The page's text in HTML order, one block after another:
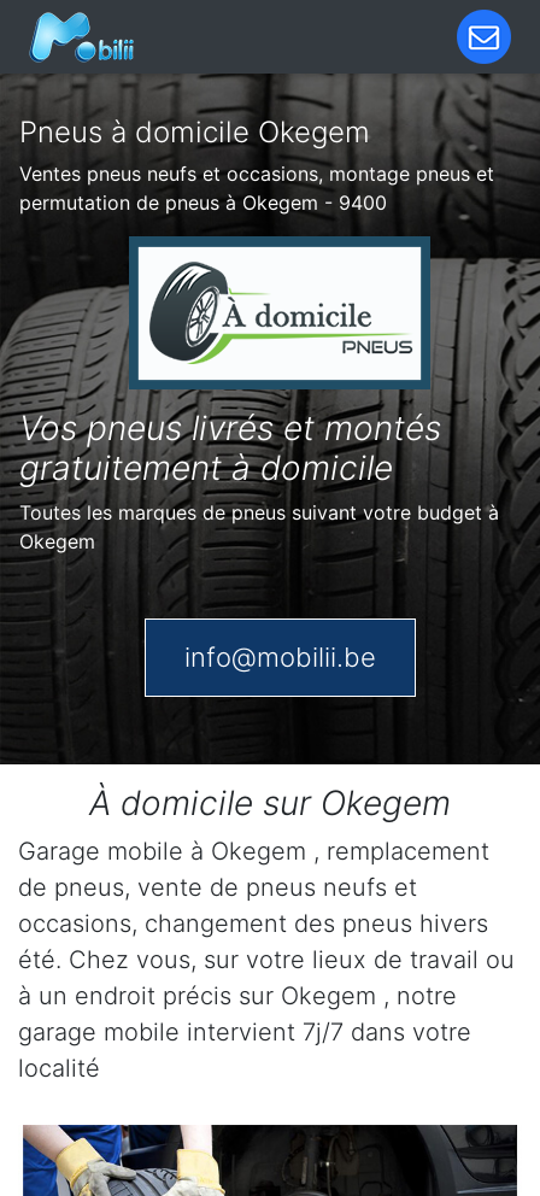
Pneus à domicile Okegem
Ventes pneus neufs et occasions, montage pneus et
permutation de pneus à Okegem - 9400
Vos pneus livrés et montés
gratuitement à domicile
Toutes les marques de pneus suivant votre budget à
Okegem
info@mobilii.be
À domicile sur Okegem
Garage mobile à Okegem , remplacement
de pneus, vente de pneus neufs et
occasions, changement des pneus hivers
été. Chez vous, sur votre lieux de travail ou
à un endroit précis sur Okegem , notre
garage mobile intervient 7j/7 dans votre
localité